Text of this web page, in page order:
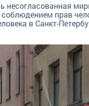
несогласованная
прав
в Санкт-